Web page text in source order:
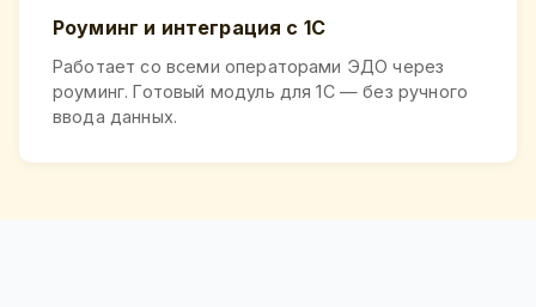
Роуминг и интеграция с 1С
Работает со всеми операторами ЭДО через
роуминг. Готовый модуль для 1С — без ручного
ввода данных.